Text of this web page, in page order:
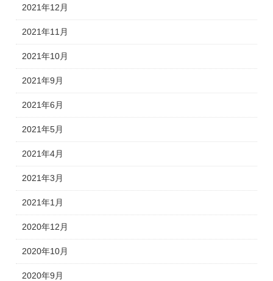
2021年12月
2021年11月
2021年10月
2021年9月
2021年6月
2021年5月
2021年4月
2021年3月
2021年1月
2020年12月
2020年10月
2020年9月